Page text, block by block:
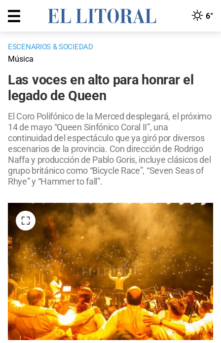
6°
ESCENARIOS & SOCIEDAD
Música
Las voces en alto para honrar el
legado de Queen
El Coro Polifónico de la Merced desplegará, el próximo
14 de mayo “Queen Sinfónico Coral II”, una
continuidad del espectáculo que ya giró por diversos
escenarios de la provincia. Con dirección de Rodrigo
Naffa y producción de Pablo Goris, incluye clásicos del
grupo británico como “Bicycle Race”, “Seven Seas of
Rhye” y “Hammer to fall”.